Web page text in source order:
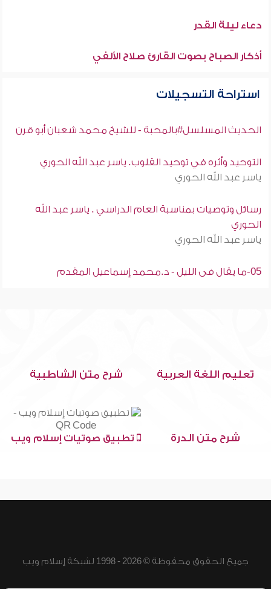
دعاء ليلة القدر
أذكار الصباح بصوت القارئ صلاح الألفي
استراحة التسجيلات
الحديث المسلسل#بالمحبة - للشيخ محمد شعبان أبو قرن
التوحيد وأثره في توحيد القلوب. ياسر عبد الله الحوري
ياسر عبد الله الحوري
رسائل وتوصيات بمناسبة العام الدراسي . ياسر عبد الله
الحوري
ياسر عبد الله الحوري
05-ما يقال فى الليل - د.محمد إسماعيل المقدم
تعليم اللغة العربية شرح متن الشاطبية
شرح متن الدرة تطبيق صوتيات إسلام ويب
جميع الحقوق محفوظة © 2026 - 1998 لشبكة إسلام ويب